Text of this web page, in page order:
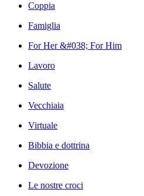
Coppia
Famiglia
For Her &#038; For Him
Lavoro
Salute
Vecchiaia
Virtuale
Bibbia e dottrina
Devozione
Le nostre croci